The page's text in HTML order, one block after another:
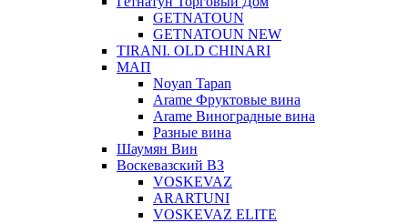
GETNATOUN
GETNATOUN NEW
TIRANI. OLD CHINARI
МАП
Noyan Tapan
Arame Фруктовые вина
Arame Виноградные вина
Разные вина
Шаумян Вин
Воскевазский ВЗ
VOSKEVAZ
ARARTUNI
VOSKEVAZ ELITE